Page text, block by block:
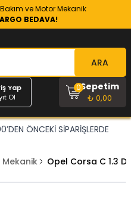
ve Motor Mekanik
BEDAVA!
ARA
Yap
Ol
Sepetim
₺ 0,00
0
ÖNCEKİ SİPARİŞLERDE
Opel Corsa C 1.3